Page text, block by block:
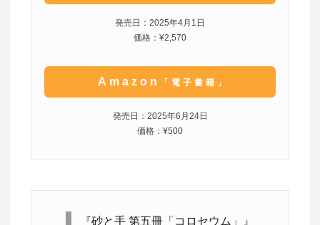
発売日：2025年4月1日
価格：¥2,570
Amazon 「電子書籍」
発売日：2025年6月24日
価格：¥500
『砂と手 第五冊「コロセウム」』